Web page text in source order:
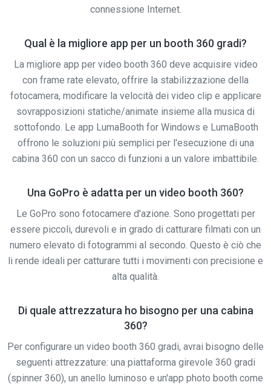
connessione Internet.
Qual è la migliore app per un booth 360 gradi?
La migliore app per video booth 360 deve acquisire video
con frame rate elevato, offrire la stabilizzazione della
fotocamera, modificare la velocità dei video clip e applicare
sovrapposizioni statiche/animate insieme alla musica di
sottofondo. Le app LumaBooth for Windows e LumaBooth
offrono le soluzioni più semplici per l'esecuzione di una
cabina 360 con un sacco di funzioni a un valore imbattibile.
Una GoPro è adatta per un video booth 360?
Le GoPro sono fotocamere d'azione. Sono progettati per
essere piccoli, durevoli e in grado di catturare filmati con un
numero elevato di fotogrammi al secondo. Questo è ciò che
li rende ideali per catturare tutti i movimenti con precisione e
alta qualità.
Di quale attrezzatura ho bisogno per una cabina
360?
Per configurare un video booth 360 gradi, avrai bisogno delle
seguenti attrezzature: una piattaforma girevole 360 gradi
(spinner 360), un anello luminoso e un'app photo booth come